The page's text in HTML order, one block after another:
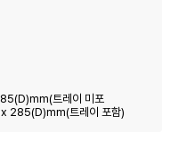
트레이 미포
285(D)mm(트레이 포함)